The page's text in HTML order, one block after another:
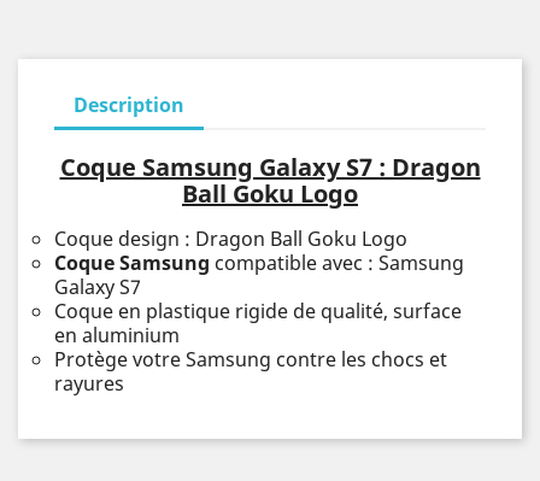
Description
Coque Samsung Galaxy S7 : Dragon
Ball Goku Logo
Coque design : Dragon Ball Goku Logo
Coque Samsung compatible avec : Samsung
Galaxy S7
Coque en plastique rigide de qualité, surface
en aluminium
Protège votre Samsung contre les chocs et
rayures